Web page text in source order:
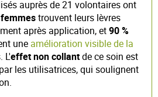
auprès de 21 volontaires ont
trouvent leurs lèvres
après application, et90 %
une amélioration visible de la
L'effet non collantde ce soin est
les utilisatrices, qui soulignent